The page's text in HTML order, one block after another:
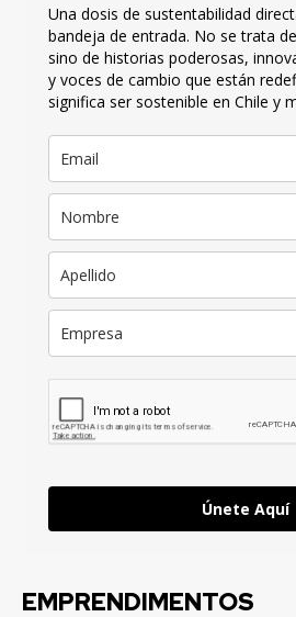
Una dosis de sustentabilidad
bandeja de entrada. No se trata
sino de historias poderosas,
y voces de cambio que están
significa ser sostenible en Chile y
Únete Aquí
EMPRENDIMENTOS